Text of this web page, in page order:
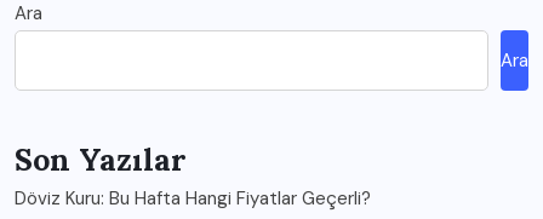
Ara
Ara
Son Yazılar
Döviz Kuru: Bu Hafta Hangi Fiyatlar Geçerli?